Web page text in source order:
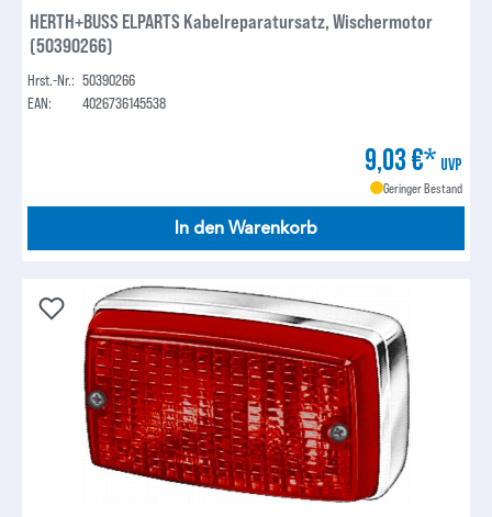
HERTH+BUSS ELPARTS Kabelreparatursatz, Wischermotor
(50390266)
Hrst.-Nr.: 50390266
EAN:
4026736145538
9,03 €* UVP
Geringer Bestand
In den Warenkorb